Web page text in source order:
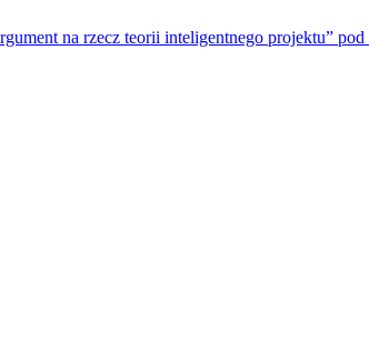
na rzecz teorii inteligentnego projektu”